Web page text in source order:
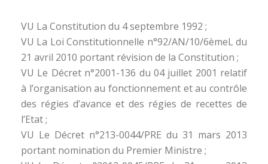
VU La Constitution du 4 septembre 1992 ;
VU La Loi Constitutionnelle n°92/AN/10/6èmeL du
21 avril 2010 portant révision de la Constitution ;
VU Le Décret n°2001-136 du 04 juillet 2001 relatif
à l’organisation au fonctionnement et au contrôle
des régies d’avance et des régies de recettes de
l’Etat ;
VU Le Décret n°213-0044/PRE du 31 mars 2013
portant nomination du Premier Ministre ;